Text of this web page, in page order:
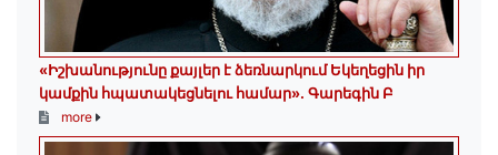
«Իշխանությունը քայլեր է ձեռնարկում Եկեղեցին իր
կամքին հպատակեցնելու համար»․ Գարեգին Բ
more